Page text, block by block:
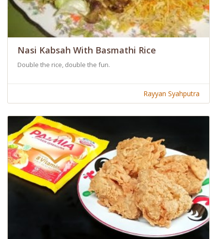
Nasi Kabsah With Basmathi Rice
Double the rice, double the fun.
Rayyan Syahputra